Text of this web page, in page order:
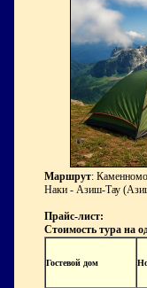
Маршрут:
Наки - Азиш-Тау
Прайс-лист:
Стоимость тура на
Гостевой дом